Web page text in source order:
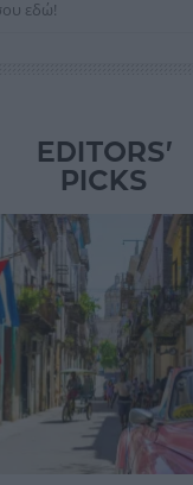
EDITORS'
PICKS